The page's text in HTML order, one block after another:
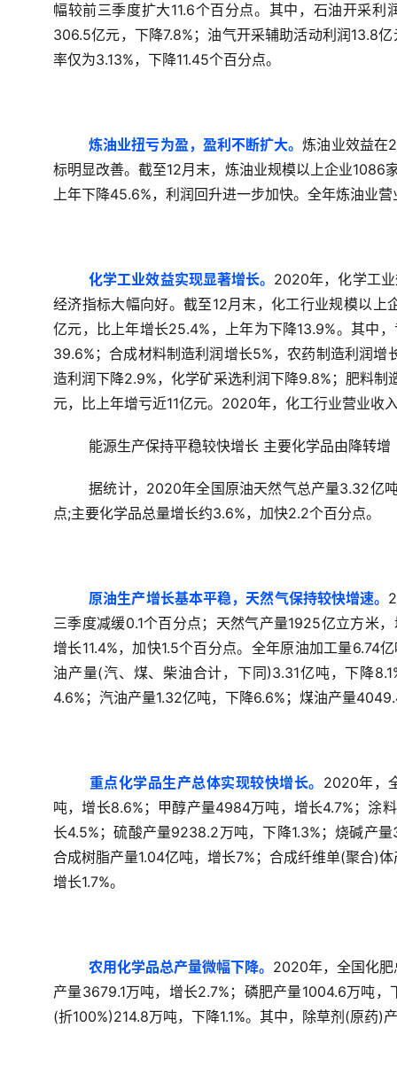
幅较前三季度扩大11.6个百分点。其中，石油开采
306.5亿元，下降7.8%；油气开采辅助活动利润13.8
率仅为3.13%，下降11.45个百分点。
炼油业扭亏为盈，盈利不断扩大。炼油业效益在
标明显改善。截至12月末，炼油业规模以上企业1086
上年下降45.6%，利润回升进一步加快。全年炼油业
化学工业效益实现显著增长。 2020年，化学工
经济指标大幅向好。截至12月末，化工行业规模以
亿元，比上年增长25.4%，上年为下降13.9%。其中
39.6%；合成材料制造利润增长5%，农药制造利润
造利润下降2.9%，化学矿采选利润下降9.8%；肥料
元，比上年增亏近11亿元。2020年，化工行业营业收
能源生产保持平稳较快增长 主要化学品由降转增
据统计，2020年全国原油天然气总产量3.32亿
点;主要化学品总量增长约3.6%，加快2.2个百分点。
原油生产增长基本平稳，天然气保持较快增速。
三季度减缓0.1个百分点；天然气产量1925亿立方米
增长11.4%，加快1.5个百分点。全年原油加工量6.74
油产量(汽、煤、柴油合计，下同)3.31亿吨，下降
4.6%；汽油产量1.32亿吨，下降6.6%；煤油产量
重点化学品生产总体实现较快增长。 2020年，
吨，增长8.6%；甲醇产量4984万吨，增长4.7%；涂
长4.5%；硫酸产量9238.2万吨，下降1.3%；烧碱产
合成树脂产量1.04亿吨，增长7%；合成纤维单(聚合)
增长1.7%。
农用化学品总产量微幅下降。 2020年，全国化肥
产量3679.1万吨，增长2.7%；磷肥产量1004.6万吨
(折100%)214.8万吨，下降1.1%。其中，除草剂(原药)